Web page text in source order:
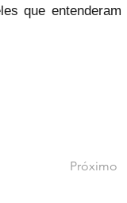
que entenderam
Próximo